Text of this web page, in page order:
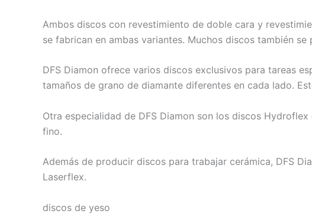
Ambos discos con revestimiento de doble cara y
se fabrican en ambas variantes. Muchos discos también
DFS Diamon ofrece varios discos exclusivos para tareas
tamaños de grano de diamante diferentes en cada lado.
Otra especialidad de DFS Diamon son los discos
fino.
Además de producir discos para trabajar cerámica, DFS
Laserflex.
discos de yeso